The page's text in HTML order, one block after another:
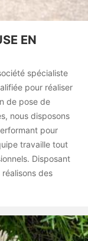
EN
spécialiste
pour réaliser
de pose de
nous disposons
pour
travaille tout
Disposant
des